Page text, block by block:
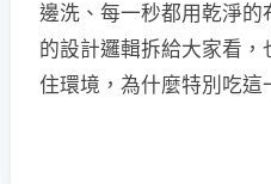
邊洗、每一秒都用乾淨
的設計邏輯拆給大家看
住環境，為什麼特別吃這